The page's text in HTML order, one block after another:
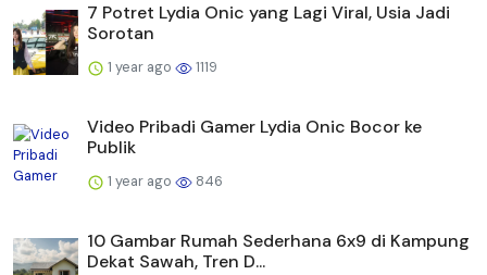
7 Potret Lydia Onic yang Lagi Viral, Usia Jadi
Sorotan
1 year ago 1119
Video Pribadi Gamer Lydia Onic Bocor ke
Publik
1 year ago 846
10 Gambar Rumah Sederhana 6x9 di Kampung
Dekat Sawah, Tren D...